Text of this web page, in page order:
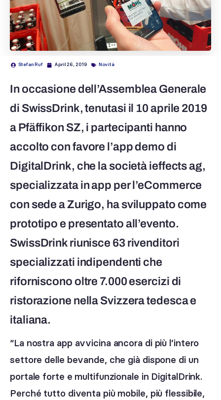
Stefan Ruf April 26, 2019 Novità
In occasione dell’Assemblea Generale
di SwissDrink, tenutasi il 10 aprile 2019
a Pfäffikon SZ, i partecipanti hanno
accolto con favore l’app demo di
DigitalDrink, che la società ieffects ag,
specializzata in app per l’eCommerce
con sede a Zurigo, ha sviluppato come
prototipo e presentato all’evento.
SwissDrink riunisce 63 rivenditori
specializzati indipendenti che
riforniscono oltre 7.000 esercizi di
ristorazione nella Svizzera tedesca e
italiana.
“La nostra app avvicina ancora di più l’intero
settore delle bevande, che già dispone di un
portale forte e multifunzionale in DigitalDrink.
Perché tutto diventa più mobile, più flessibile,